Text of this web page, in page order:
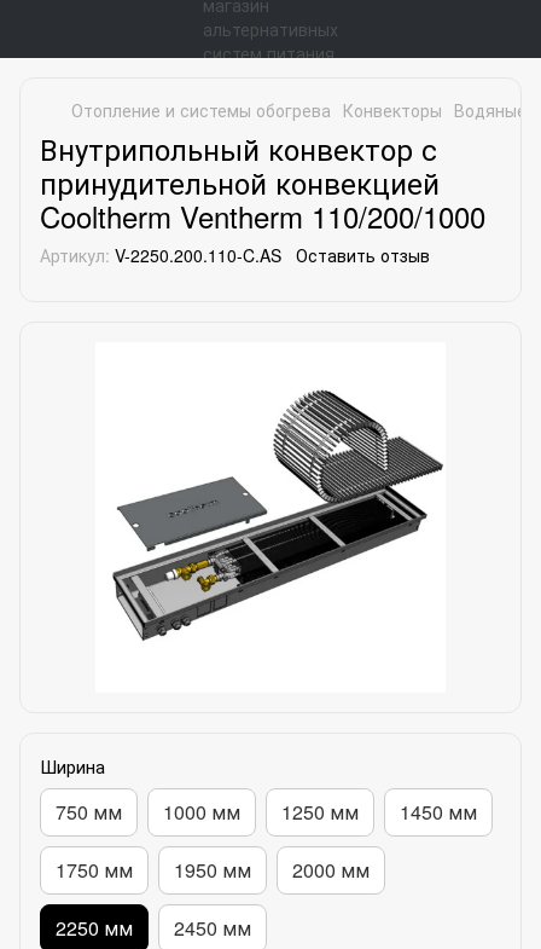
Отопление и системы обогрева Конвекторы Водяные
Внутрипольный конвектор с
принудительной конвекцией
Cooltherm Ventherm 110/200/1000
Артикул: V-2250.200.110-C.AS Оставить отзыв
Ширина
750 мм 1000 мм 1250 мм 1450 мм
1750 мм 1950 мм 2000 мм
2250 мм 2450 мм